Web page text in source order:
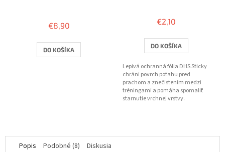
produktu
2,0
z
€8,90
DO KOŠÍKA
€2,10
DO KOŠÍKA
Lepivá ochranná fólia DHS Sticky
chráni povrch poťahu pred
prachom a znečistením medzi
tréningami a pomáha spomaliť
starnutie vrchnej vrstvy.
Popis Podobné (8) Diskusia